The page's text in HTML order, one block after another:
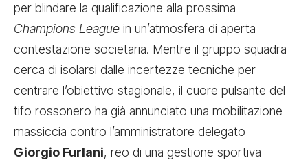
per blindare la qualificazione alla prossima
Champions League in un’atmosfera di aperta
contestazione societaria. Mentre il gruppo squadra
cerca di isolarsi dalle incertezze tecniche per
centrare l’obiettivo stagionale, il cuore pulsante del
tifo rossonero ha già annunciato una mobilitazione
massiccia contro l’amministratore delegato
Giorgio Furlani, reo di una gestione sportiva